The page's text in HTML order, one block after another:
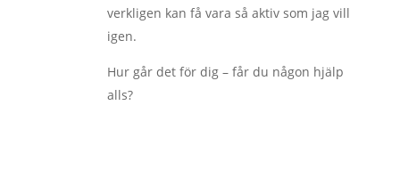
verkligen kan få vara så aktiv som jag vill
igen.
Hur går det för dig – får du någon hjälp
alls?